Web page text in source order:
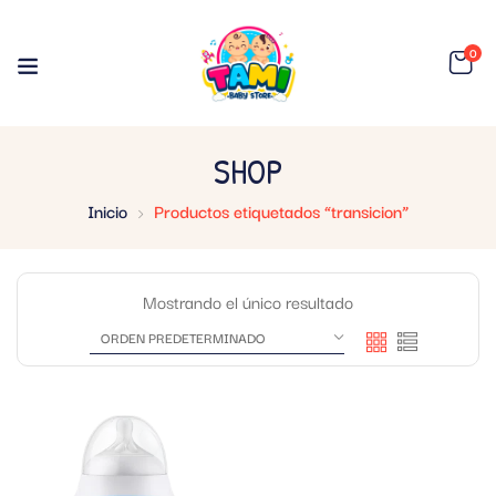
0
SHOP
Inicio Productos etiquetados “transicion”
Mostrando el único resultado